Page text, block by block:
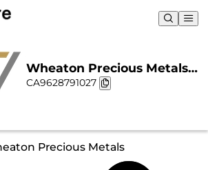
Wheaton Precious Metals |
Nachhaltigkeit & Chart
CA9628791027
Precious Metals